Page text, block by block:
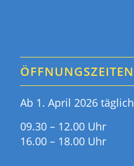
ÖFFNUNGSZEITEN
Ab 1. April 2026 täglich
09.30 – 12.00 Uhr
16.00 – 18.00 Uhr